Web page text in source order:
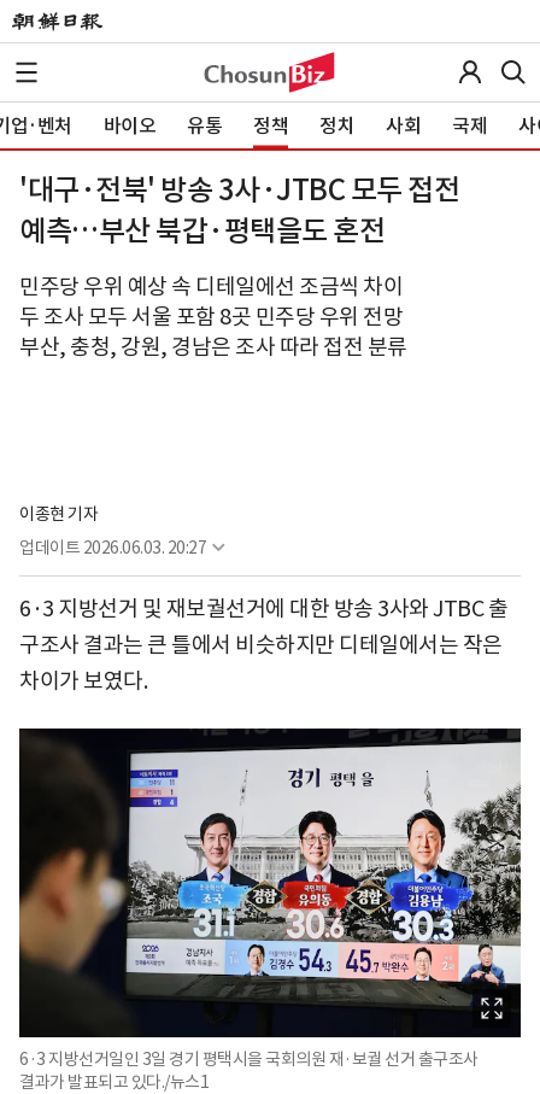
업·벤처 바이오 유통 정책 정치 사회 국제 사
'대구·전북' 방송 3사·JTBC 모두 접전
예측…부산 북갑·평택을도 혼전
민주당 우위 예상 속 디테일에선 조금씩 차이
두 조사 모두 서울 포함 8곳 민주당 우위 전망
부산, 충청, 강원, 경남은 조사 따라 접전 분류
이종현 기자
업데이트 2026.06.03. 20:27
6·3 지방선거 및 재보궐선거에 대한 방송 3사와 JTBC 출
구조사 결과는 큰 틀에서 비슷하지만 디테일에서는 작은
차이가 보였다.
6·3 지방선거일인 3일 경기 평택시을 국회의원 재·보궐 선거 출구조사
결과가 발표되고 있다./뉴스1